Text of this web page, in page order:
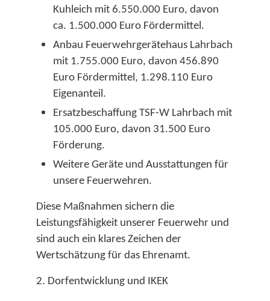
Kuhleich mit 6.550.000 Euro, davon
ca. 1.500.000 Euro Fördermittel.
Anbau Feuerwehrgerätehaus Lahrbach
mit 1.755.000 Euro, davon 456.890
Euro Fördermittel, 1.298.110 Euro
Eigenanteil.​
Ersatzbeschaffung TSF-W Lahrbach mit
105.000 Euro, davon 31.500 Euro
Förderung.​
Weitere Geräte und Ausstattungen für
unsere Feuerwehren.​
Diese Maßnahmen sichern die
Leistungsfähigkeit unserer Feuerwehr und
sind auch ein klares Zeichen der
Wertschätzung für das Ehrenamt.​
2. Dorfentwicklung und IKEK